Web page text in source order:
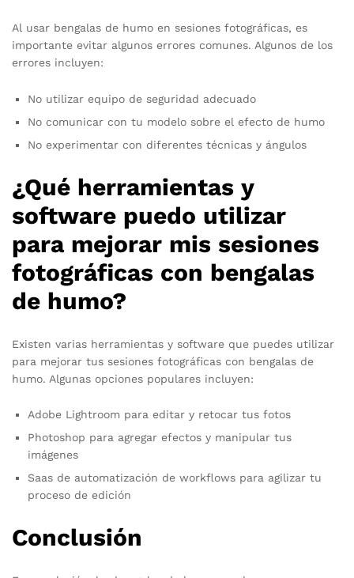
Al usar bengalas de humo en sesiones fotográficas, es
importante evitar algunos errores comunes. Algunos de los
errores incluyen:
No utilizar equipo de seguridad adecuado
No comunicar con tu modelo sobre el efecto de humo
No experimentar con diferentes técnicas y ángulos
¿Qué herramientas y
software puedo utilizar
para mejorar mis sesiones
fotográficas con bengalas
de humo?
Existen varias herramientas y software que puedes utilizar
para mejorar tus sesiones fotográficas con bengalas de
humo. Algunas opciones populares incluyen:
Adobe Lightroom para editar y retocar tus fotos
Photoshop para agregar efectos y manipular tus
imágenes
Saas de automatización de workflows para agilizar tu
proceso de edición
Conclusión